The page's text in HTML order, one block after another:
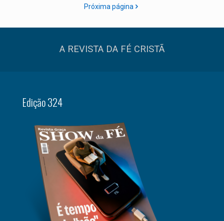
Próxima página
A REVISTA DA FÉ CRISTÃ
Edição 324